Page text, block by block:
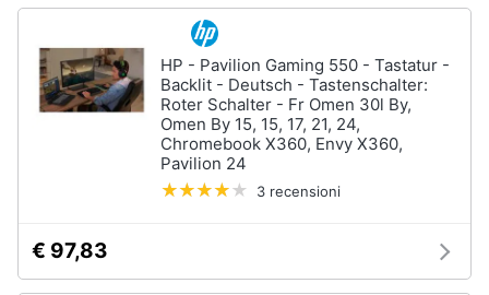
Audio
e
musica
Brico
HP - Pavilion Gaming 550 - Tastatur -
Backlit - Deutsch - Tastenschalter:
Roter Schalter - Fr Omen 30l By,
Omen By 15, 15, 17, 21, 24,
Chromebook X360, Envy X360,
Pavilion 24
3 recensioni
€ 97,83